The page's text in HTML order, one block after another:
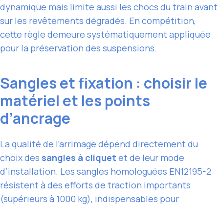
dynamique mais limite aussi les chocs du train avant
sur les revêtements dégradés. En compétition,
cette règle demeure systématiquement appliquée
pour la préservation des suspensions.
Sangles et fixation : choisir le
matériel et les points
d’ancrage
La qualité de l’arrimage dépend directement du
choix des sangles à cliquet et de leur mode
d’installation. Les sangles homologuées EN12195-2
résistent à des efforts de traction importants
(supérieurs à 1000 kg), indispensables pour